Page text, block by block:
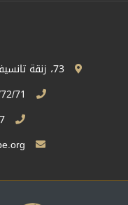
77 13 68 537 212+